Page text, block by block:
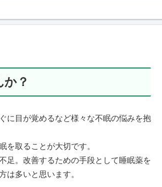
？
に目が覚めるなど様々な不眠の悩みを抱
を取ることが大切です。
足。改善するための手段として睡眠薬を
は多いと思います。